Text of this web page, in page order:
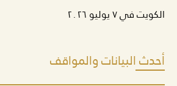
الكويت في ٧ يوليو ٢٠٢٦
أحدث البيانات والمواقف